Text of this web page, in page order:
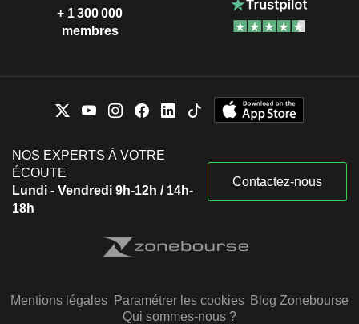
+ 1 300 000
membres
NOS EXPERTS À VOTRE
ÉCOUTE
Lundi - Vendredi 9h-12h / 14h-
18h
Contactez-nous
Mentions légales Paramétrer les cookies Blog Zonebourse
Qui sommes-nous ?